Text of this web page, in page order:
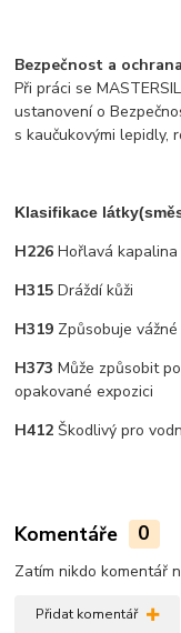
Bezpečnost a
Při práci se
ustanovení o
s kaučukovými lepidly,
Klasifikace
H226Hořlavá kapalina
H315Dráždí kůži
H319 Způsobuje
H373Může způsobit
opakované expozici
H412Škodlivý pro
Komentáře 0
Zatím nikdo komentář
Přidat komentář